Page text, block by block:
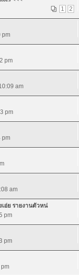
1
2
pm
pm
am
pm
pm
am
เอ่ย รายงานตัวหน่
pm
pm